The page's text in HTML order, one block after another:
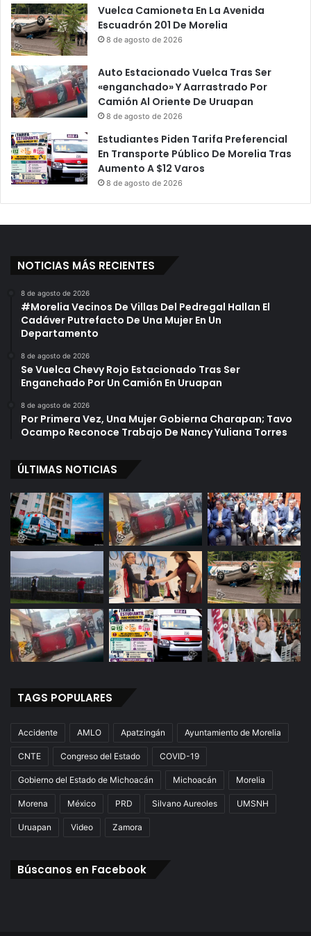
Vuelca Camioneta En La Avenida
Escuadrón 201 De Morelia
8 de agosto de 2026
Auto Estacionado Vuelca Tras Ser
«enganchado» Y Aarrastrado Por
Camión Al Oriente De Uruapan
8 de agosto de 2026
Estudiantes Piden Tarifa Preferencial
En Transporte Público De Morelia Tras
Aumento A $12 Varos
8 de agosto de 2026
NOTICIAS MÁS RECIENTES
8 de agosto de 2026
#Morelia Vecinos De Villas Del Pedregal Hallan El
Cadáver Putrefacto De Una Mujer En Un
Departamento
8 de agosto de 2026
Se Vuelca Chevy Rojo Estacionado Tras Ser
Enganchado Por Un Camión En Uruapan
8 de agosto de 2026
Por Primera Vez, Una Mujer Gobierna Charapan; Tavo
Ocampo Reconoce Trabajo De Nancy Yuliana Torres
ÚLTIMAS NOTICIAS
TAGS POPULARES
Accidente AMLO Apatzingán Ayuntamiento de Morelia
CNTE Congreso del Estado COVID-19
Gobierno del Estado de Michoacán Michoacán Morelia
Morena México PRD Silvano Aureoles UMSNH
Uruapan Video Zamora
Búscanos en Facebook